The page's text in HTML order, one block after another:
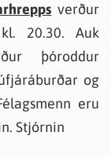
verður
20.30. Auk
þóroddur
og
eru
Stjórnin